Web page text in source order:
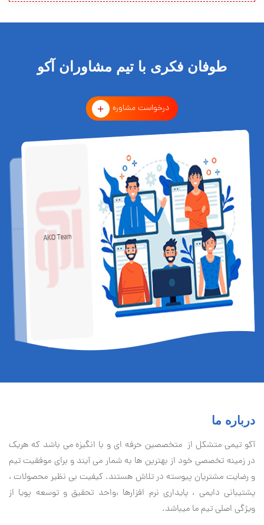
طوفان فکری با تیم مشاوران آکو
درخواست مشاوره
درباره ما
آكو تيمی متشکل از متخصصین حرفه ای و با انگیزه می باشد که هریک
در زمینه تخصصی خود از بهترین ها به شمار می آیند و برای موفقیت تيم
و رضایت مشتریان پیوسته در تلاش هستند. کیفیت بی نظير محصولات ،
پشتیبانی دايمی ، پایداری نرم افزارها ،واحد تحقیق و توسعه پویا از
ویژگی اصلی تیم ما میباشد.